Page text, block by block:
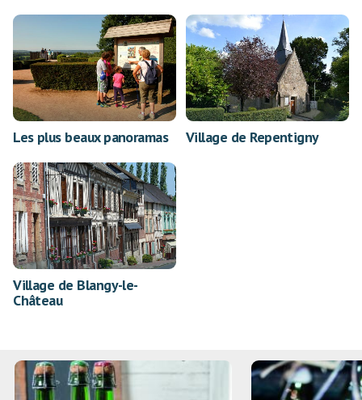
Les plus beaux panoramas Village de Repentigny
Village de Blangy-le-
Château